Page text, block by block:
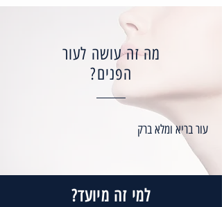
מה זה עושה לעור
הפנים?
עור בריא ומלא ברק
למי זה מיועד?